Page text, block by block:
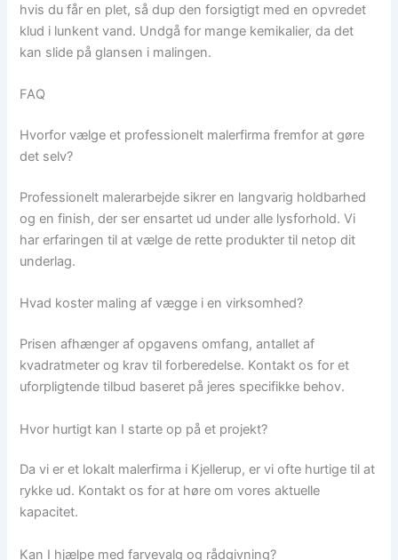
hvis du får en plet, så dup den forsigtigt med en opvredet
klud i lunkent vand. Undgå for mange kemikalier, da det
kan slide på glansen i malingen.
FAQ
Hvorfor vælge et professionelt malerfirma fremfor at gøre
det selv?
Professionelt malerarbejde sikrer en langvarig holdbarhed
og en finish, der ser ensartet ud under alle lysforhold. Vi
har erfaringen til at vælge de rette produkter til netop dit
underlag.
Hvad koster maling af vægge i en virksomhed?
Prisen afhænger af opgavens omfang, antallet af
kvadratmeter og krav til forberedelse. Kontakt os for et
uforpligtende tilbud baseret på jeres specifikke behov.
Hvor hurtigt kan I starte op på et projekt?
Da vi er et lokalt malerfirma i Kjellerup, er vi ofte hurtige til at
rykke ud. Kontakt os for at høre om vores aktuelle
kapacitet.
Kan I hjælpe med farvevalg og rådgivning?